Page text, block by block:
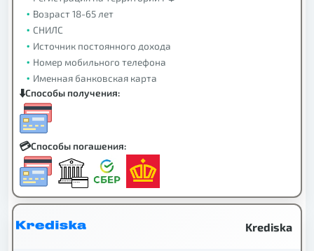
Возраст 18-65 лет
СНИЛС
Источник постоянного дохода
Номер мобильного телефона
Именная банковская карта
Способы получения:
Способы погашения:
Krediska